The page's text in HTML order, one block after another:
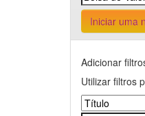
Iniciar uma
Adicionar
Utilizar filtros